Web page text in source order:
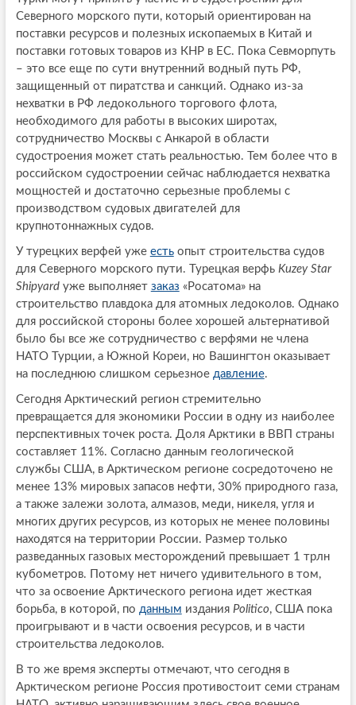
Северного морского пути, который ориентирован на
поставки ресурсов и полезных ископаемых в Китай и
поставки готовых товаров из КНР в ЕС. Пока Севморпуть
– это все еще по сути внутренний водный путь РФ,
защищенный от пиратства и санкций. Однако из-за
нехватки в РФ ледокольного торгового флота,
необходимого для работы в высоких широтах,
сотрудничество Москвы с Анкарой в области
судостроения может стать реальностью. Тем более что в
российском судостроении сейчас наблюдается нехватка
мощностей и достаточно серьезные проблемы с
производством судовых двигателей для
крупнотоннажных судов.
У турецких верфей уже естьопыт строительства судов
для Северного морского пути. Турецкая верфь Kuzey Star
Shipyard уже выполняет заказ «Росатома» на
строительство плавдока для атомных ледоколов. Однако
для российской стороны более хорошей альтернативой
было бы все же сотрудничество с верфями не члена
НАТО Турции, а Южной Кореи, но Вашингтон оказывает
на последнюю слишком серьезное давление.
Сегодня Арктический регион стремительно
превращается для экономики России в одну из наиболее
перспективных точек роста. Доля Арктики в ВВП страны
составляет 11%. Согласно данным геологической
службы США, в Арктическом регионе сосредоточено не
менее 13% мировых запасов нефти, 30% природного газа,
а также залежи золота, алмазов, меди, никеля, угля и
многих других ресурсов, из которых не менее половины
находятся на территории России. Размер только
разведанных газовых месторождений превышает 1 трлн
кубометров. Потому нет ничего удивительного в том,
что за освоение Арктического региона идет жесткая
борьба, в которой, по данным издания Politico, США пока
проигрывают и в части освоения ресурсов, и в части
строительства ледоколов.
В то же время эксперты отмечают, что сегодня в
Арктическом регионе Россия противостоит семи странам